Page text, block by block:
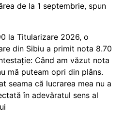
de la 1 septembrie, spun
la Titularizare 2026, o
din Sibiu a primit nota 8.70
Când am văzut nota
mă puteam opri din plâns.
seama că lucrarea mea nu a
în adevăratul sens al